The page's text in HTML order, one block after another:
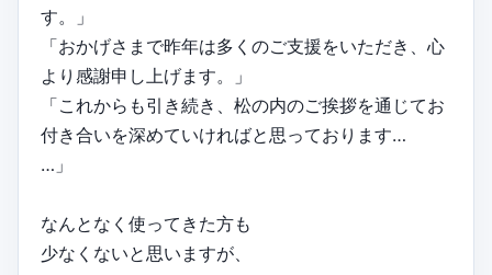
す。」
「おかげさまで昨年は多くのご支援をいただき、心
より感謝申し上げます。」
「これからも引き続き、松の内のご挨拶を通じてお
付き合いを深めていければと思っております…
…」
なんとなく使ってきた方も
少なくないと思いますが、